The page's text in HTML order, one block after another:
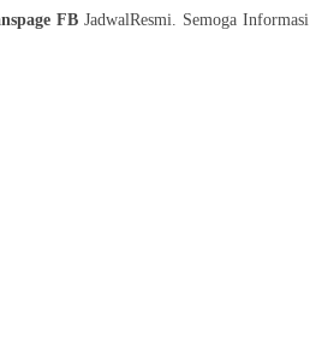
FB JadwalResmi. Semoga Informasi